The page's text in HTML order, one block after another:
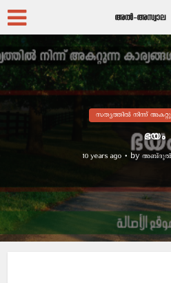
സത്യത്തില്‍ നിന്ന്
ഭയം
10 years ago by അബ്ദുല്‍